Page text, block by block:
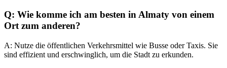
Q: Wie komme ich am besten in Almaty von einem
Ort zum anderen?
A: Nutze die öffentlichen Verkehrsmittel wie Busse oder Taxis. Sie
sind effizient und erschwinglich, um die Stadt zu erkunden.